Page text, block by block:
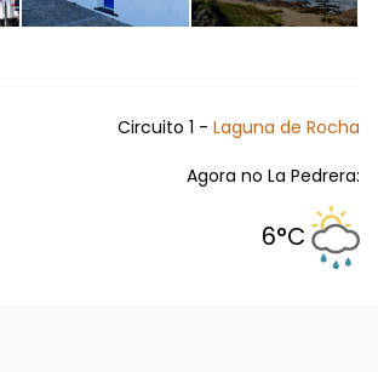
Circuito 1 - Laguna de Rocha
Agora no La Pedrera:
6°C